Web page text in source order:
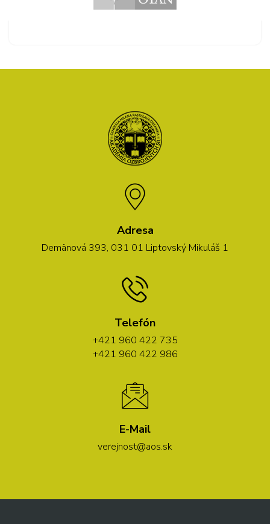
Adresa
Demänová 393, 031 01 Liptovský Mikuláš 1
Telefón
+421 960 422 735
+421 960 422 986
E-Mail
verejnost@aos.sk